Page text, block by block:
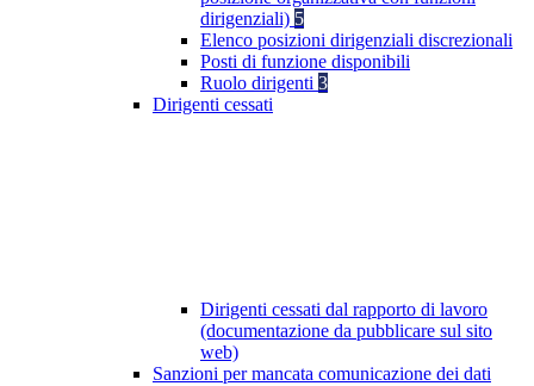
dirigenziali) 5
Elenco posizioni dirigenziali discrezionali
Posti di funzione disponibili
Ruolo dirigenti 3
Dirigenti cessati
Dirigenti cessati dal rapporto di lavoro
(documentazione da pubblicare sul sito
web)
Sanzioni per mancata comunicazione dei dati